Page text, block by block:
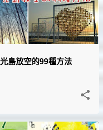
島放空的99種方法